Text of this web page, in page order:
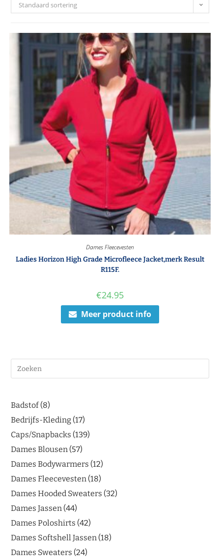
Standaard sortering
Dames Fleecevesten
Ladies Horizon High Grade Microfleece Jacket,merk Result
R115F.
€24.95
Meer product info
Badstof 8
Bedrijfs-Kleding 17
Caps/Snapbacks 139
Dames Blousen 57
Dames Bodywarmers 12
Dames Fleecevesten 18
Dames Hooded Sweaters 32
Dames Jassen 44
Dames Poloshirts 42
Dames Softshell Jassen 18
Dames Sweaters 24